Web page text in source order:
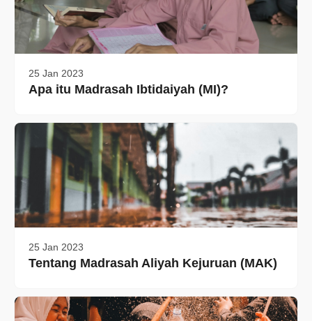
25 Jan 2023
Apa itu Madrasah Ibtidaiyah (MI)?
25 Jan 2023
Tentang Madrasah Aliyah Kejuruan (MAK)